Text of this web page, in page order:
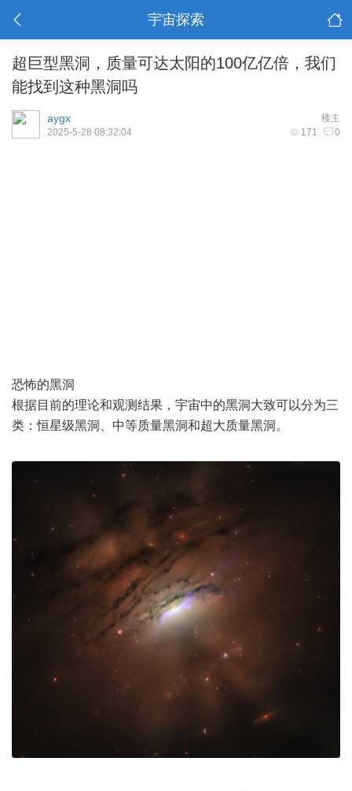
宇宙探索
超巨型黑洞，质量可达太阳的100亿亿倍，我们
能找到这种黑洞吗
楼主
aygx
171 0
2025-5-28 08:32:04
恐怖的黑洞
根据目前的理论和观测结果， 宇宙中的黑洞大致可以分为三
类：恒星级黑洞、中等质量黑洞和超大质量黑洞。